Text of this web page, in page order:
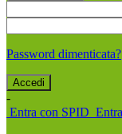
Password dimenticata?
-
Entra con SPID